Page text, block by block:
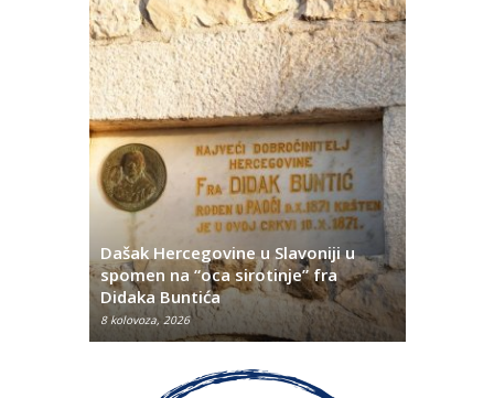
Dašak Hercegovine u Slavoniji u
spomen na “oca sirotinje” fra
Didaka Buntića
8 kolovoza, 2026